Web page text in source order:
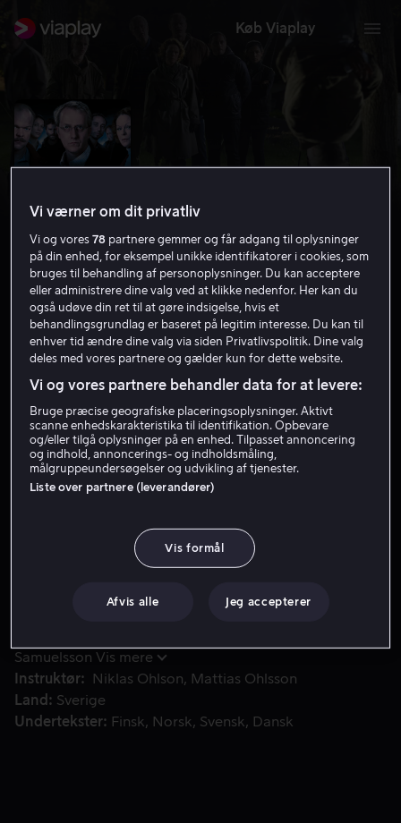
Køb Viaplay
Arne Dahl 5: Europa Blues
7.2 Drama Krimi 2011 2 t. 57 min
15 år
Lej 49 kr
har en lang og risikabel flugt mod et fjernt mål taget sin
begyndelse. Sommeren har fået en dårlig start for A-
Samuelsson Vis mere
Instruktør
Niklas Ohlson
Mattias Ohlsson
Land
Sverige
Undertekster
Finsk Norsk Svensk Dansk
Vi værner om dit privatliv
Vi og vores78 partnere gemmer og får adgang til oplysninger
på din enhed, for eksempel unikke identifikatorer i cookies, som
bruges til behandling af personoplysninger. Du kan acceptere
eller administrere dine valg ved at klikke nedenfor. Her kan du
også udøve din ret til at gøre indsigelse, hvis et
behandlingsgrundlag er baseret på legitim interesse. Du kan til
enhver tid ændre dine valg via siden Privatlivspolitik. Dine valg
deles med vores partnere og gælder kun for dette website.
Vi og vores partnere behandler data for at levere:
Bruge præcise geografiske placeringsoplysninger. Aktivt
scanne enhedskarakteristika til identifikation. Opbevare
og/eller tilgå oplysninger på en enhed. Tilpasset annoncering
og indhold, annoncerings- og indholdsmåling,
målgruppeundersøgelser og udvikling af tjenester.
Liste over partnere (leverandører)
Vis formål
Afvis alle Jeg accepterer